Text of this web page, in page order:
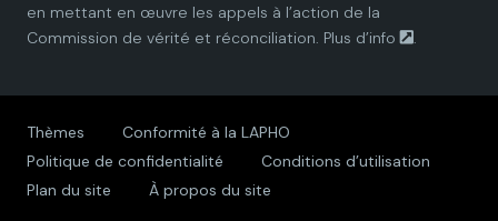
t
e
t
e
t
e
t
e
t
en mettant en œuvre les appels à l’action de la
Commission de vérité et réconciliation. Plus d’info .
Thèmes
Conformité à la LAPHO
Politique de confidentialité
Conditions d’utilisation
Plan du site
À propos du site